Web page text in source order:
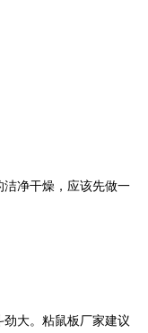
净干燥，应该先做一
大。粘鼠板厂家建议